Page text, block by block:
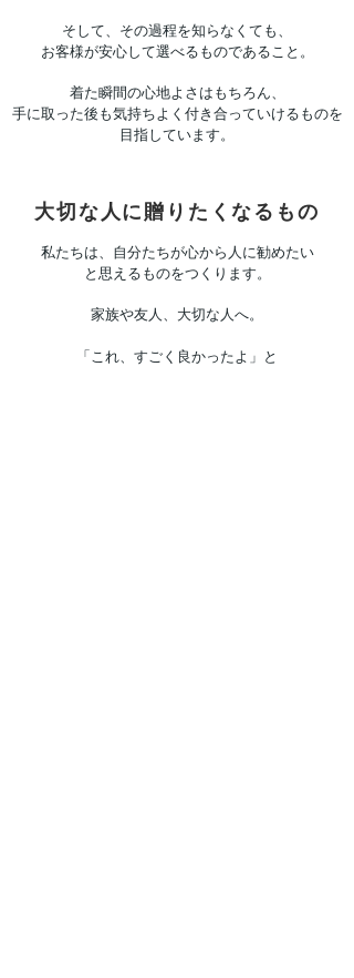
そして、その過程を知らなくても、
お客様が安心して選べるものであること。
着た瞬間の心地よさはもちろん、
手に取った後も気持ちよく付き合っていけるものを
目指しています。
大切な人に贈りたくなるもの
私たちは、自分たちが心から人に勧めたい
と思えるものをつくります。
家族や友人、大切な人へ。
「これ、すごく良かったよ」と